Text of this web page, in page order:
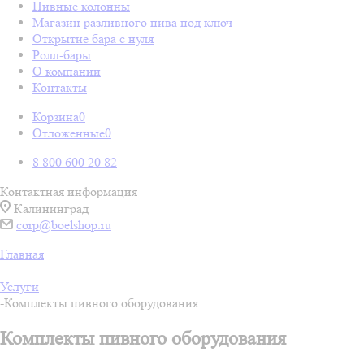
Пивные колонны
Магазин разливного пива под ключ
Открытие бара с нуля
Ролл-бары
О компании
Контакты
Корзина0
Отложенные0
8 800 600 20 82
Контактная информация
Калининград
corp@boelshop.ru
Главная
-
Услуги
-Комплекты пивного оборудования
Комплекты пивного оборудования